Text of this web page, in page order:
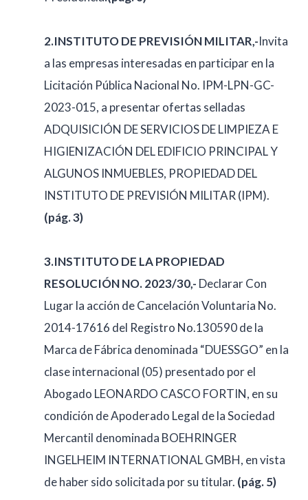
2.INSTITUTO DE PREVISIÓN MILITAR,-Invita
a las empresas interesadas en participar en la
Licitación Pública Nacional No. IPM-LPN-GC-
2023-015, a presentar ofertas selladas
ADQUISICIÓN DE SERVICIOS DE LIMPIEZA E
HIGIENIZACIÓN DEL EDIFICIO PRINCIPAL Y
ALGUNOS INMUEBLES, PROPIEDAD DEL
INSTITUTO DE PREVISIÓN MILITAR (IPM).
(pág. 3)
3.INSTITUTO DE LA PROPIEDAD
RESOLUCIÓN NO. 2023/30,- Declarar Con
Lugar la acción de Cancelación Voluntaria No.
2014-17616 del Registro No.130590 de la
Marca de Fábrica denominada “DUESSGO” en la
clase internacional (05) presentado por el
Abogado LEONARDO CASCO FORTIN, en su
condición de Apoderado Legal de la Sociedad
Mercantil denominada BOEHRINGER
INGELHEIM INTERNATIONAL GMBH, en vista
de haber sido solicitada por su titular. (pág. 5)